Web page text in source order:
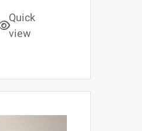
Quick
view